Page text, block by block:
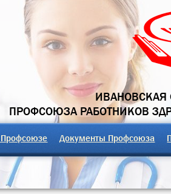
ИВАНОВСКАЯ
ПРОФСОЮЗА РАБОТНИКОВ
Документы Профсоюза